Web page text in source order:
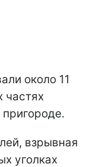
около 11
частях
взрывная
уголках